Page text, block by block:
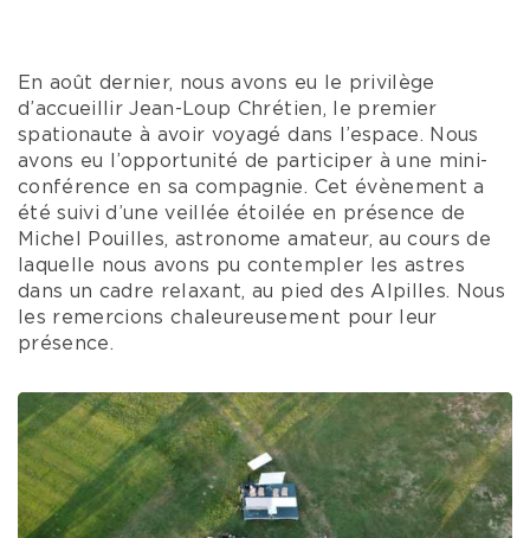
En août dernier, nous avons eu le privilège
d’accueillir Jean-Loup Chrétien, le premier
spationaute à avoir voyagé dans l’espace. Nous
avons eu l’opportunité de participer à une mini-
conférence en sa compagnie. Cet évènement a
été suivi d’une veillée étoilée en présence de
Michel Pouilles, astronome amateur, au cours de
laquelle nous avons pu contempler les astres
dans un cadre relaxant, au pied des Alpilles. Nous
les remercions chaleureusement pour leur
présence.